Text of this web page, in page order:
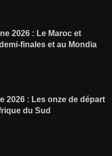
2026 : Le Maroc et
finales et au Mondial
2026 : Les onze de départ
du Sud